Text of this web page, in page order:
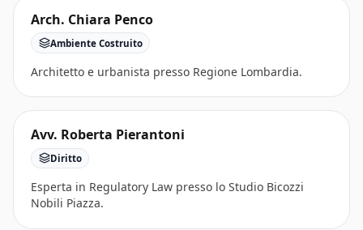
Arch. Chiara Penco
Ambiente Costruito
Architetto e urbanista presso Regione Lombardia.
Avv. Roberta Pierantoni
Diritto
Esperta in Regulatory Law presso lo Studio Bicozzi
Nobili Piazza.